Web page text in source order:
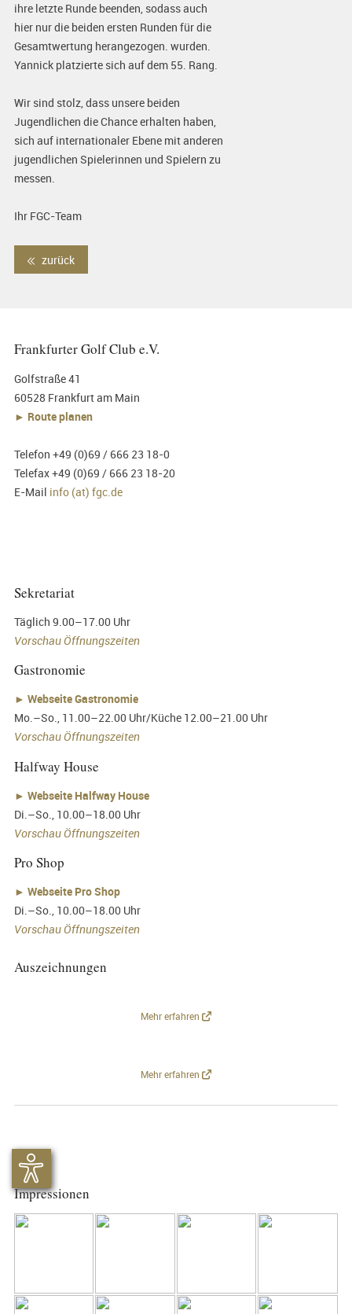
ihre letzte Runde beenden, sodass auch
hier nur die beiden ersten Runden für die
Gesamtwertung herangezogen. wurden.
Yannick platzierte sich auf dem 55. Rang.
Wir sind stolz, dass unsere beiden
Jugendlichen die Chance erhalten haben,
sich auf internationaler Ebene mit anderen
jugendlichen Spielerinnen und Spielern zu
messen.
Ihr FGC-Team
zurück
Frankfurter Golf Club e.V.
Golfstraße 41
60528 Frankfurt am Main
► Route planen
Telefon +49 (0)69 / 666 23 18-0
Telefax +49 (0)69 / 666 23 18-20
E-Mail info (at) fgc.de
Sekretariat
Täglich 9.00–17.00 Uhr
Vorschau Öffnungszeiten
Gastronomie
► Webseite Gastronomie
Mo.–So., 11.00–22.00 Uhr/Küche 12.00–21.00 Uhr
Vorschau Öffnungszeiten
Halfway House
► Webseite Halfway House
Di.–So., 10.00–18.00 Uhr
Vorschau Öffnungszeiten
Pro Shop
► Webseite Pro Shop
Di.–So., 10.00–18.00 Uhr
Vorschau Öffnungszeiten
Auszeichnungen
Mehr erfahren
Mehr erfahren
Impressionen